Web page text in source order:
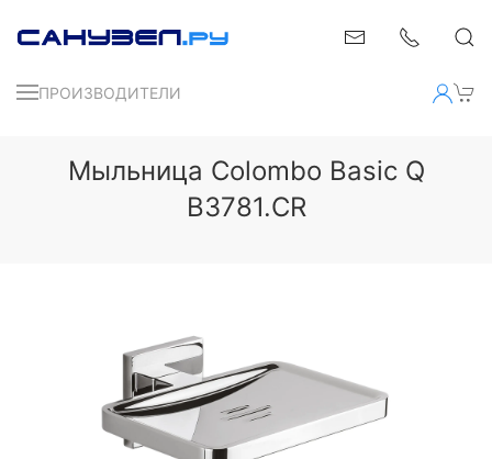
ПРОИЗВОДИТЕЛИ
Мыльница Colombo Basic Q
B3781.CR